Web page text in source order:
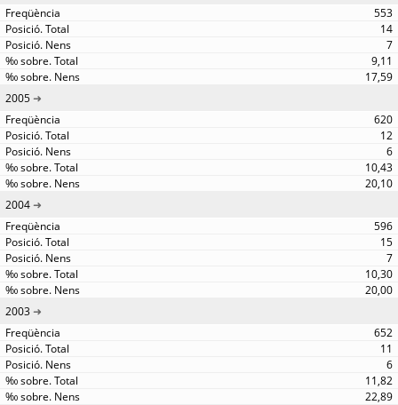
553
14
7
9,11
17,59
2005
620
12
6
10,43
20,10
2004
596
15
7
10,30
20,00
2003
652
11
6
11,82
22,89